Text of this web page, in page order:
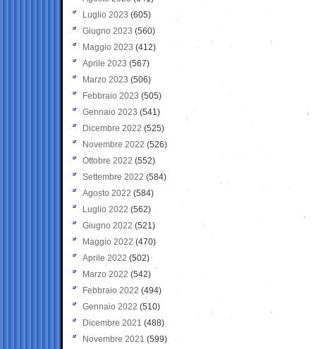
Luglio 2023 (605)
Giugno 2023 (560)
Maggio 2023 (412)
Aprile 2023 (567)
Marzo 2023 (506)
Febbraio 2023 (505)
Gennaio 2023 (541)
Dicembre 2022 (525)
Novembre 2022 (526)
Ottobre 2022 (552)
Settembre 2022 (584)
Agosto 2022 (584)
Luglio 2022 (562)
Giugno 2022 (521)
Maggio 2022 (470)
Aprile 2022 (502)
Marzo 2022 (542)
Febbraio 2022 (494)
Gennaio 2022 (510)
Dicembre 2021 (488)
Novembre 2021 (599)